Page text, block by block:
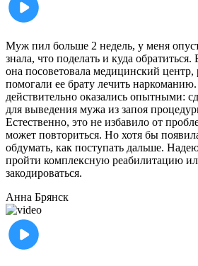
Муж пил больше 2 недель, у меня
знала, что поделать и куда
она посоветовала медицинский центр,
помогали ее брату лечить
действительно оказались опытными:
для выведения мужа из запоя
Естественно, это не избавило от
может повториться. Но хотя бы
обдумать, как поступать дальше.
пройти комплексную реабилитацию
закодироваться.
Анна Брянск